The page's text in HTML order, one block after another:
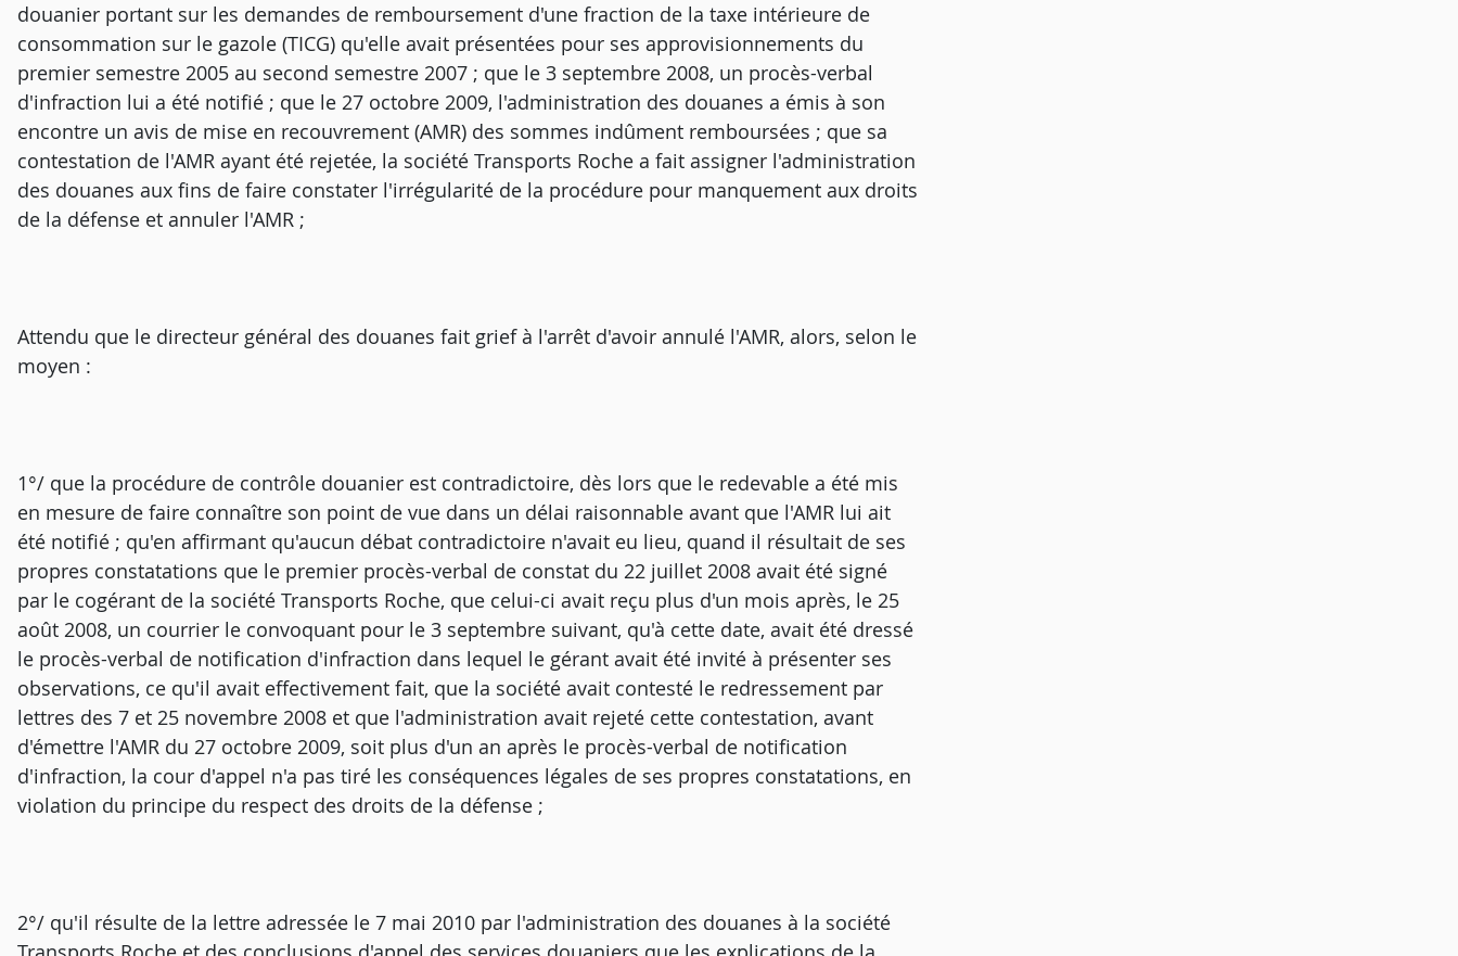
douanier portant sur les demandes de remboursement d'une fraction de la taxe intérieure de
consommation sur le gazole (TICG) qu'elle avait présentées pour ses approvisionnements du
premier semestre 2005 au second semestre 2007 ; que le 3 septembre 2008, un procès-verbal
d'infraction lui a été notifié ; que le 27 octobre 2009, l'administration des douanes a émis à son
encontre un avis de mise en recouvrement (AMR) des sommes indûment remboursées ; que sa
contestation de l'AMR ayant été rejetée, la société Transports Roche a fait assigner l'administration
des douanes aux fins de faire constater l'irrégularité de la procédure pour manquement aux droits
de la défense et annuler l'AMR ;
Attendu que le directeur général des douanes fait grief à l'arrêt d'avoir annulé l'AMR, alors, selon le
moyen :
1°/ que la procédure de contrôle douanier est contradictoire, dès lors que le redevable a été mis
en mesure de faire connaître son point de vue dans un délai raisonnable avant que l'AMR lui ait
été notifié ; qu'en affirmant qu'aucun débat contradictoire n'avait eu lieu, quand il résultait de ses
propres constatations que le premier procès-verbal de constat du 22 juillet 2008 avait été signé
par le cogérant de la société Transports Roche, que celui-ci avait reçu plus d'un mois après, le 25
août 2008, un courrier le convoquant pour le 3 septembre suivant, qu'à cette date, avait été dressé
le procès-verbal de notification d'infraction dans lequel le gérant avait été invité à présenter ses
observations, ce qu'il avait effectivement fait, que la société avait contesté le redressement par
lettres des 7 et 25 novembre 2008 et que l'administration avait rejeté cette contestation, avant
d'émettre l'AMR du 27 octobre 2009, soit plus d'un an après le procès-verbal de notification
d'infraction, la cour d'appel n'a pas tiré les conséquences légales de ses propres constatations, en
violation du principe du respect des droits de la défense ;
2°/ qu'il résulte de la lettre adressée le 7 mai 2010 par l'administration des douanes à la société